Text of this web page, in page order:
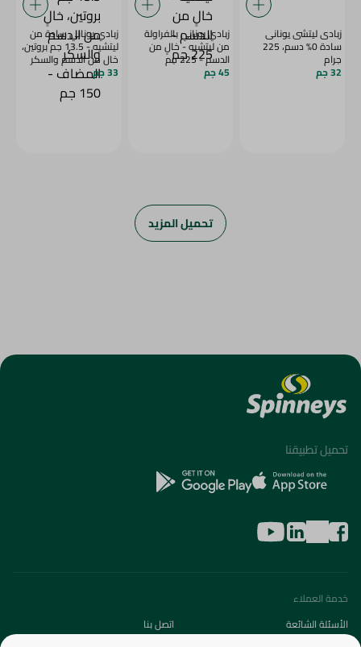
زبادى ليتشى يونانى
سادة 0% دسم، 225
جرام
32 جم
زبادي يوناني بالفراولة
من ليتشيه - خالٍ من
الدسم - 225 جم
45 جم
زبادي يوناني سادة من
ليتشيه - 13.5 جم بروتين،
خالٍ من الدسم والسكر
المضاف - 150 جم
33 جم
تحميل المزيد
تحميل تطبيقنا
خدمة العملاء
الأسئلة الشائعة
اتصل بنا